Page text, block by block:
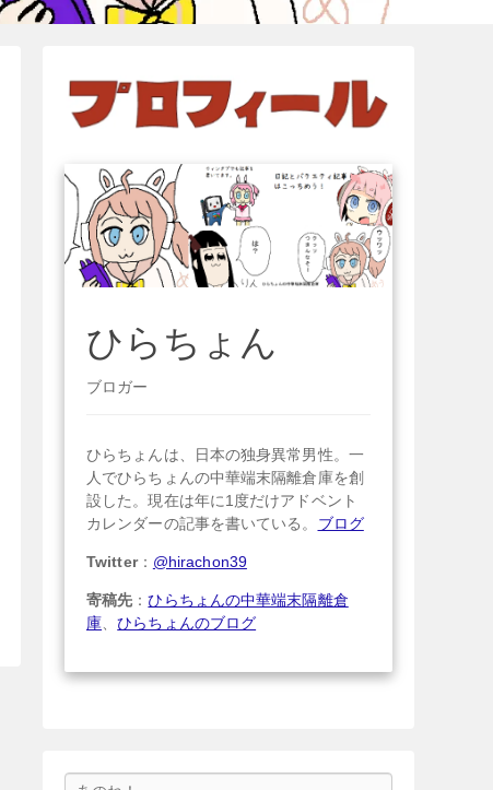
ひらちょん
ブロガー
ひらちょんは、日本の独身異常男性。一
人でひらちょんの中華端末隔離倉庫を創
設した。現在は年に1度だけアドベント
カレンダーの記事を書いている。 ブログ
Twitter： @hirachon39
寄稿先 ：ひらちょんの中華端末隔離倉
庫 、ひらちょんのブログ